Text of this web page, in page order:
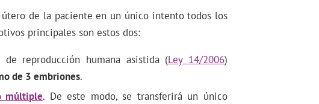
de la paciente en un único intento todos los
principales son estos dos:
reproducción humana asistida (Ley 14/2006)
de 3 embriones.
múltiple. De este modo, se transferirá un único